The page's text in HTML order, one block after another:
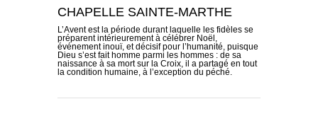
CHAPELLE SAINTE-MARTHE
L’Avent est la période durant laquelle les fidèles se
préparent intérieurement à célébrer Noël,
événement inouï, et décisif pour l’humanité, puisque
Dieu s’est fait homme parmi les hommes : de sa
naissance à sa mort sur la Croix, il a partagé en tout
la condition humaine, à l’exception du péché.